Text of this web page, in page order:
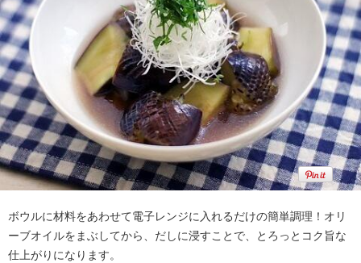
ボウルに材料をあわせて電子レンジに入れるだけの簡単調理！オリ
ーブオイルをまぶしてから、だしに浸すことで、とろっとコク旨な
仕上がりになります。